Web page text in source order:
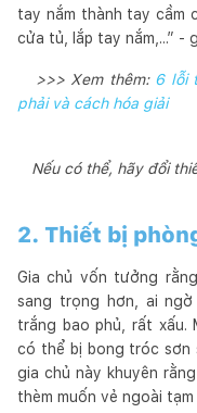
tay nắm thành tay cầm
cửa tủ, lắp tay nắm,...” -
>>> Xem thêm: 6 lỗi
phải và cách hóa giải
Nếu có thể, hãy đổi
2. Thiết bị
Gia chủ vốn tưởng
sang trọng hơn, ai
trắng bao phủ, rất xấu.
có thể bị bong tróc sơn
gia chủ này khuyên
thèm muốn vẻ ngoài